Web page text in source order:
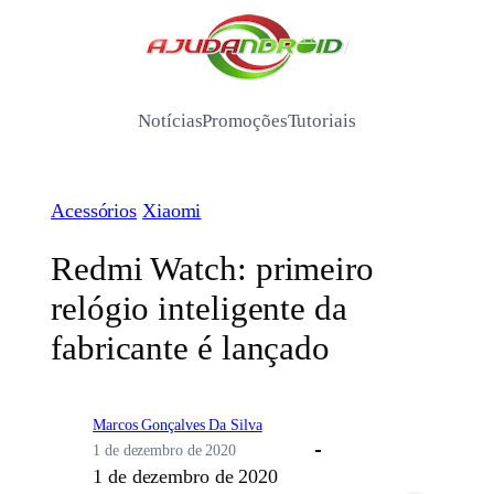
/
NotíciasPromoçõesTutoriais
Acessórios Xiaomi
Redmi Watch: primeiro
relógio inteligente da
fabricante é lançado
Marcos Gonçalves Da Silva
1 de dezembro de 2020
1 de dezembro de 2020